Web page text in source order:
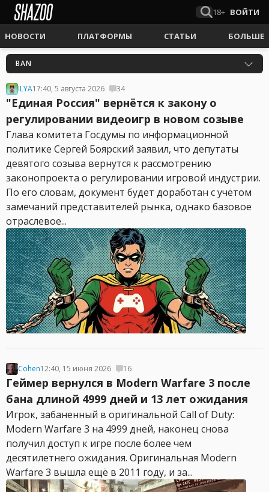
18+ ВОЙТИ
НОВОСТИ ПЛАТФОРМЫ СТАТЬИ БОЛЬШЕ
BAN
ILYA17:40, 5 августа 2026 34
"Единая Россия" вернётся к закону о
регулировании видеоигр в новом созыве
Глава комитета Госдумы по информационной
политике Сергей Боярский заявил, что депутаты
девятого созыва вернутся к рассмотрению
законопроекта о регулировании игровой индустрии.
По его словам, документ будет доработан с учётом
замечаний представителей рынка, однако базовое
отраслевое...
Cohen12:40, 15 июня 2026 16
Геймер вернулся в Modern Warfare 3 после
бана длиной 4999 дней и 13 лет ожидания
Игрок, забаненный в оригинальной Call of Duty:
Modern Warfare 3 на 4999 дней, наконец снова
получил доступ к игре после более чем
десятилетнего ожидания. Оригинальная Modern
Warfare 3 вышла ещё в 2011 году, и за...